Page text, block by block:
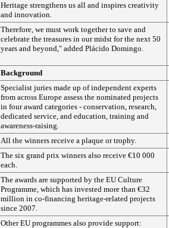
Heritage strengthens us all and inspires creativity
and innovation.
Therefore, we must work together to save and
celebrate the treasures in our midst for the next 50
years and beyond," added Plácido Domingo.
Background
Specialist juries made up of independent experts
from across Europe assess the nominated projects
in four award categories - conservation, research,
dedicated service, and education, training and
awareness-raising.
All the winners receive a plaque or trophy.
The six grand prix winners also receive €10 000
each.
The awards are supported by the EU Culture
Programme, which has invested more than €32
million in co-financing heritage-related projects
since 2007.
Other EU programmes also provide support: